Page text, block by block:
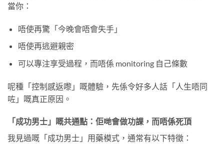
當你：
唔使再驚「今晚會唔會失手」
唔使再逃避親密
可以專注享受過程，而唔係 monitoring 自己條數
呢種「控制感返嚟」嘅體驗，先係令好多人話「人生唔同
咗」嘅真正原因。
「成功男士」嘅共通點：佢哋會做功課，而唔係死頂
我見過嘅「成功男士」用藥模式，通常有以下特徵：